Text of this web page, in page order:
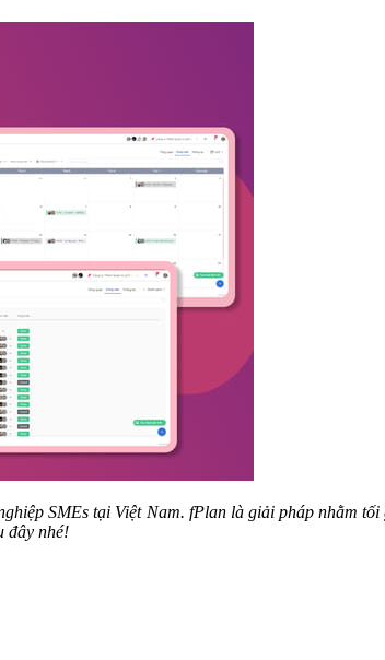
SMEs tại Việt Nam. fPlan là giải pháp nhằm
đây nhé!